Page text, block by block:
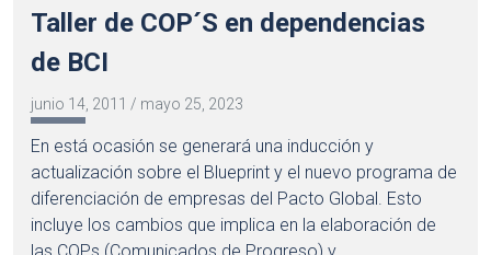
Taller de COP´S en dependencias
de BCI
junio 14, 2011 / mayo 25, 2023
En está ocasión se generará una inducción y
actualización sobre el Blueprint y el nuevo programa de
diferenciación de empresas del Pacto Global. Esto
incluye los cambios que implica en la elaboración de